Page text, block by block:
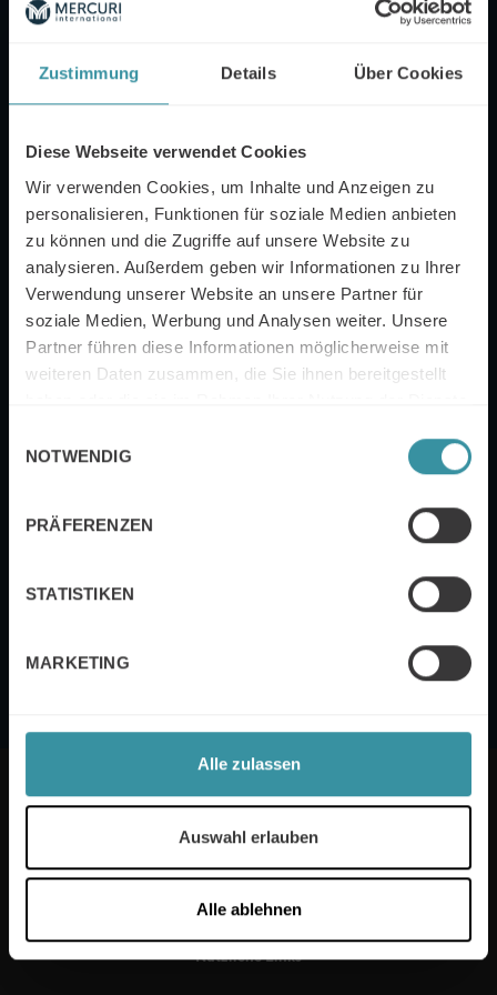
Zustimmung Details Über Cookies
Diese Webseite verwendet Cookies
Wir verwenden Cookies, um Inhalte und Anzeigen zu
personalisieren, Funktionen für soziale Medien anbieten
zu können und die Zugriffe auf unsere Website zu
analysieren. Außerdem geben wir Informationen zu Ihrer
Verwendung unserer Website an unsere Partner für
soziale Medien, Werbung und Analysen weiter. Unsere
Partner führen diese Informationen möglicherweise mit
weiteren Daten zusammen, die Sie ihnen bereitgestellt
NOTWENDIG
PRÄFERENZEN
STATISTIKEN
MARKETING
Alle zulassen
Auswahl erlauben
Alle ablehnen
Nachname
Firmenname
Mercuri International's Datenschutzerklärung
MERCURI INTERNATIONAL DEUTSCHLAND
Nützliche Links